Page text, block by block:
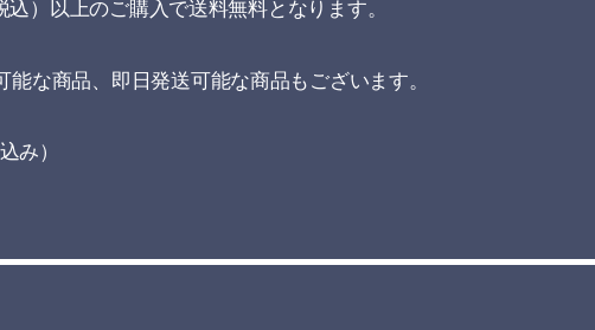
込）以上のご購入で送料無料となります。
能な商品、即日発送可能な商品もございます。
み）